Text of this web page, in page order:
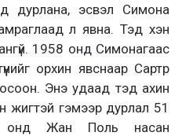
дурлана, эсвэл Симона
л явна. Тэд хэн
1958 онд Симонагаас
орхин явснаар Сартр
Энэ удаад тэд ахин
жигтэй гэмээр дурлал 51
онд Жан Поль насан